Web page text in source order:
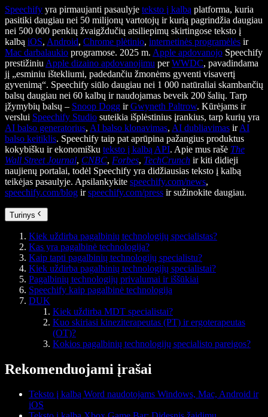
Speechify yra pirmaujanti pasaulyje teksto į kalbą platforma, kuria
pasitiki daugiau nei 50 milijonų vartotojų ir kurią pagrindžia daugiau
nei 500 000 penkių žvaigždučių atsiliepimų skirtingose teksto į
kalbą iOS, Android, Chrome plėtinio, internetinės programėlės ir
Mac darbalaukio programose. 2025 m. Apple apdovanojo Speechify
prestižiniu Apple dizaino apdovanojimu perWWDC, pavadindama
jį „esminiu ištekliumi, padedančiu žmonėms gyventi visavertį
gyvenimą“. Speechify siūlo daugiau nei 1 000 natūraliai skambančių
balsų daugiau nei 60 kalbų ir naudojamas beveik 200 šalių. Tarp
įžymybių balsų – Snoop Dogg irGwyneth Paltrow. Kūrėjams ir
verslui Speechify Studio suteikia išplėstinius įrankius, tarp kurių yra
AI balso generatorius, AI balso klonavimas, AI dubliavimas irAI
balso keitiklis. Speechify taip pat aprūpina pažangius produktus
kokybišku ir ekonomišku teksto į kalbą API. Apie mus rašė The
Wall Street Journal, CNBC, Forbes, TechCrunch ir kiti didieji
naujienų portalai, todėl Speechify yra didžiausias teksto į kalbą
teikėjas pasaulyje. Apsilankykite speechify.com/news,
speechify.com/blog irspeechify.com/press ir sužinokite daugiau.
Turinys
Kiek uždirba pagalbinių technologijų specialistas?
Kas yra pagalbinė technologija?
Kaip tapti pagalbinių technologijų specialistu?
Kiek uždirba pagalbinių technologijų specialistai?
Pagalbinių technologijų privalumai ir iššūkiai
Speechify kaip pagalbinė technologija
DUK
Kiek uždirba MDT specialistai?
Kuo skiriasi kineziterapeutas (PT) ir ergoterapeutas
(OT)?
Kokios pagalbinių technologijų specialisto pareigos?
Rekomenduojami įrašai
Teksto į kalbą Word naudotojams Windows, Mac, Android ir
iOS